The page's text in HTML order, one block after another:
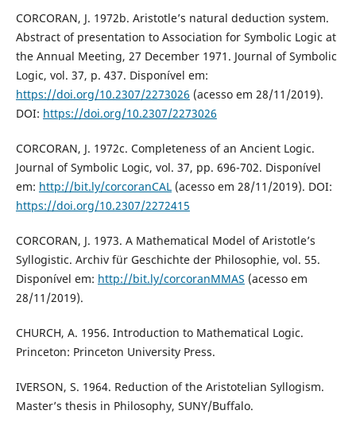
CORCORAN, J. 1972b. Aristotle’s natural deduction system.
Abstract of presentation to Association for Symbolic Logic at
the Annual Meeting, 27 December 1971. Journal of Symbolic
Logic, vol. 37, p. 437. Disponível em:
https://doi.org/10.2307/2273026 (acesso em 28/11/2019).
DOI: https://doi.org/10.2307/2273026
CORCORAN, J. 1972c. Completeness of an Ancient Logic.
Journal of Symbolic Logic, vol. 37, pp. 696-702. Disponível
em: http://bit.ly/corcoranCAL(acesso em 28/11/2019). DOI:
https://doi.org/10.2307/2272415
CORCORAN, J. 1973. A Mathematical Model of Aristotle’s
Syllogistic. Archiv für Geschichte der Philosophie, vol. 55.
Disponível em: http://bit.ly/corcoranMMAS (acesso em
28/11/2019).
CHURCH, A. 1956. Introduction to Mathematical Logic.
Princeton: Princeton University Press.
IVERSON, S. 1964. Reduction of the Aristotelian Syllogism.
Master’s thesis in Philosophy, SUNY/Buffalo.